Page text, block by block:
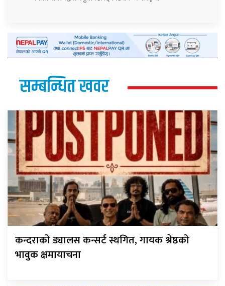
सम्बन्धित खवर
कन्दराको ड्यालस कन्सर्ट स्थगित, गायक श्रेष्ठको
भावुक क्षमायाचना